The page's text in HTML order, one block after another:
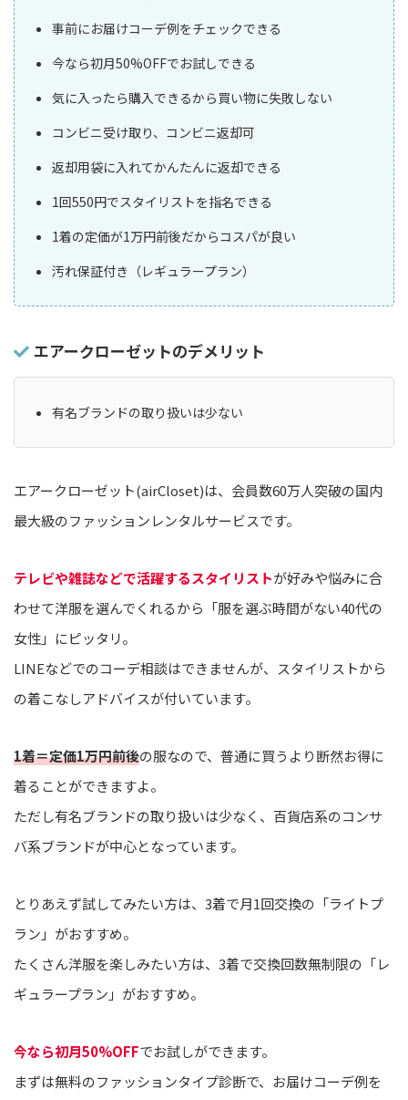
事前にお届けコーデ例をチェックできる
今なら初月50%OFFでお試しできる
気に入ったら購入できるから買い物に失敗しない
コンビニ受け取り、コンビニ返却可
返却用袋に入れてかんたんに返却できる
1回550円でスタイリストを指名できる
1着の定価が1万円前後だからコスパが良い
汚れ保証付き（レギュラープラン）
エアークローゼットのデメリット
有名ブランドの取り扱いは少ない
エアークローゼット(airCloset)は、会員数60万人突破の国内
最大級のファッションレンタルサービスです。
テレビや雑誌などで活躍するスタイリストが好みや悩みに合
わせて洋服を選んでくれるから「服を選ぶ時間がない40代の
女性」にピッタリ。
LINEなどでのコーデ相談はできませんが、スタイリストから
の着こなしアドバイスが付いています。
1着＝定価1万円前後の服なので、普通に買うより断然お得に
着ることができますよ。
ただし有名ブランドの取り扱いは少なく、百貨店系のコンサ
バ系ブランドが中心となっています。
とりあえず試してみたい方は、3着で月1回交換の「ライトプ
ラン」がおすすめ。
たくさん洋服を楽しみたい方は、3着で交換回数無制限の「レ
ギュラープラン」がおすすめ。
今なら初月50%OFFでお試しができます。
まずは無料のファッションタイプ診断で、お届けコーデ例を